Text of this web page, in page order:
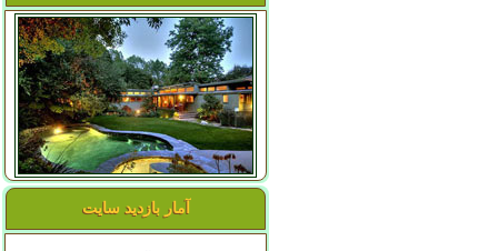
آمار بازدید سایت